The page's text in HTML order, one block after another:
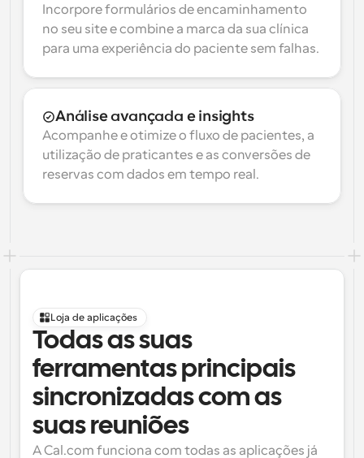
Incorpore formulários de encaminhamento
no seu site e combine a marca da sua clínica
para uma experiência do paciente sem falhas.
Análise avançada e insights
Acompanhe e otimize o fluxo de pacientes, a
utilização de praticantes e as conversões de
reservas com dados em tempo real.
Loja de aplicações
Todas as suas
ferramentas principais
sincronizadas com as
suas reuniões
A Cal.com funciona com todas as aplicações já